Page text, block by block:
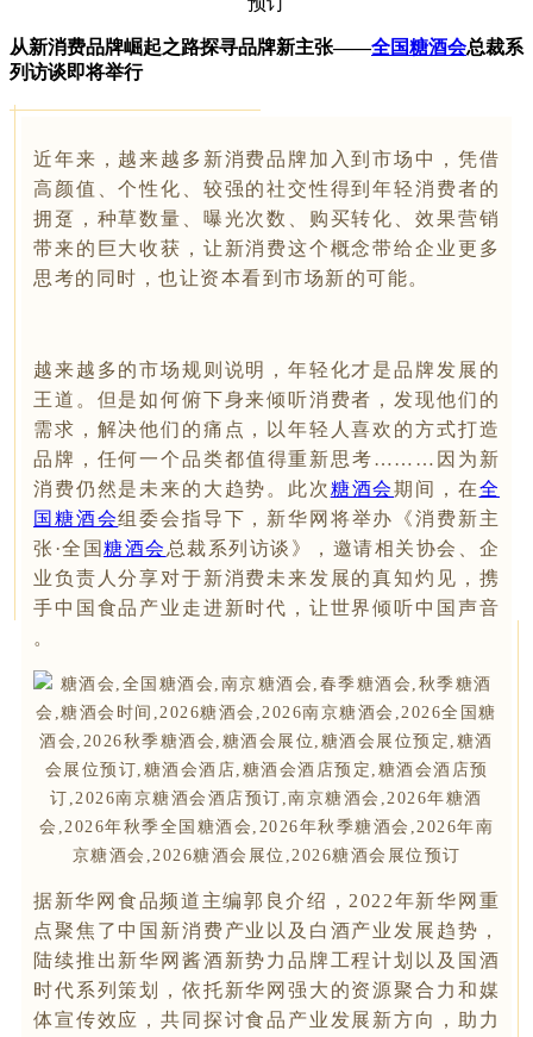
从新消费品牌崛起之路探寻品牌新主张——全国糖酒会总裁系
列访谈即将举行
近年来，越来越多新消费品牌加入到市场中，凭借
高颜值、个性化、较强的社交性得到年轻消费者的
拥趸，种草数量、曝光次数、购买转化、效果营销
带来的巨大收获，让新消费这个概念带给企业更多
思考的同时，也让资本看到市场新的可能。
越来越多的市场规则说明，年轻化才是品牌发展的
王道。但是如何俯下身来倾听消费者，发现他们的
需求，解决他们的痛点，以年轻人喜欢的方式打造
品牌，任何一个品类都值得重新思考………因为新
消费仍然是未来的大趋势。此次糖酒会期间，在全
国糖酒会组委会指导下，新华网将举办《消费新主
张·全国糖酒会 总裁系列访谈》，邀请相关协会、企
业负责人分享对于新消费未来发展的真知灼见，携
手中国食品产业走进新时代，让世界倾听中国声音
。
据新华网食品频道主编郭良介绍，2022年新华网重
点聚焦了中国新消费产业以及白酒产业发展趋势，
陆续推出新华网酱酒新势力品牌工程计划以及国酒
时代系列策划，依托新华网强大的资源聚合力和媒
体宣传效应，共同探讨食品产业发展新方向，助力